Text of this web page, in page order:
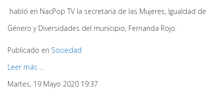
habló en NacPop TV la secretaria de las Mujeres, Igualdad de
Género y Diversidades del municipio, Fernanda Rojo.
Publicado en Sociedad
Leer más ...
Martes, 19 Mayo 2020 19:37